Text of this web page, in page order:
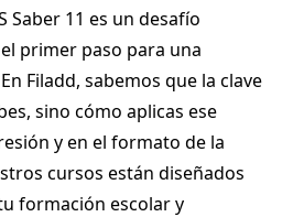
Saber 11 es un desafío
primer paso para una
Filadd, sabemos que la clave
sino cómo aplicas ese
y en el formato de la
cursos están diseñados
formación escolar y